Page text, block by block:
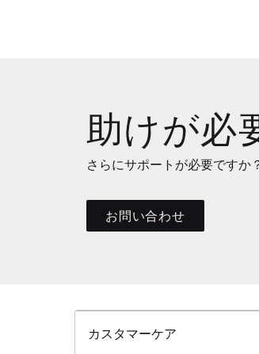
助けが必
さらにサポートが必要ですか
お問い合わせ
カスタマーケア